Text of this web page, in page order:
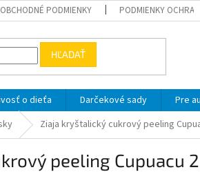
OBCHODNÉ PODMIENKY PODMIENKY
HĽADAŤ
o dieťa Darčekové sady Pre
Ziaja kryštalický cukrový peeling
peeling Cupuacu